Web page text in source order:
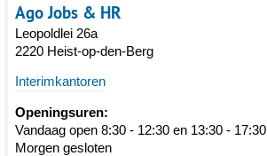
Ago Jobs & HR
Leopoldlei 26a
2220 Heist-op-den-Berg
Interimkantoren
Openingsuren:
Vandaag open 8:30 - 12:30 en 13:30 - 17:30
Morgen gesloten